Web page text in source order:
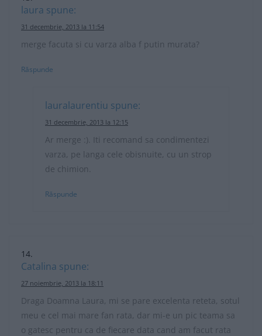
laura spune:
31 decembrie, 2013 la 11:54
merge facuta si cu varza alba f putin murata?
Răspunde
lauralaurentiu spune:
31 decembrie, 2013 la 12:15
Ar merge :). Iti recomand sa condimentezi
varza, pe langa cele obisnuite, cu un strop
de chimion.
Răspunde
Catalina spune:
27 noiembrie, 2013 la 18:11
Draga Doamna Laura, mi se pare excelenta reteta, sotul
meu e cel mai mare fan rata, dar mi-e un pic teama sa
o gatesc pentru ca de fiecare data cand am facut rata